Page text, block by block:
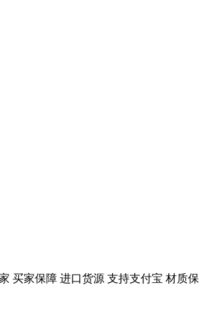
买家保障 进口货源 支持支付宝 材质保